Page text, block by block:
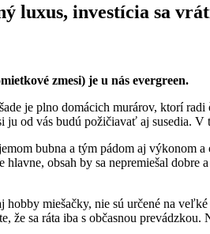
luxus, investícia sa
zmesi) je u nás evergreen.
je plno domácich murárov, ktorí
ju od vás budú požičiavať aj susedia.
bubna a tým pádom aj výkonom
obsah by sa nepremiešal
hobby miešačky, nie sú určené na
že sa ráta iba s občasnou